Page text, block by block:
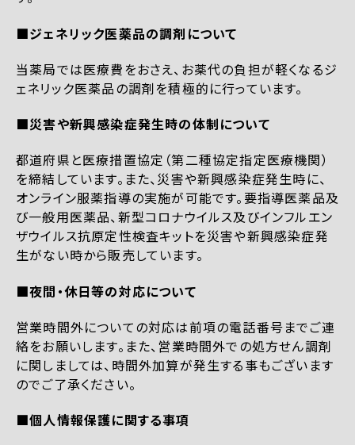
■ジェネリック医薬品の調剤について
当薬局では医療費をおさえ、お薬代の負担が軽くなるジ
ェネリック医薬品の調剤を積極的に行っています。
■災害や新興感染症発生時の体制について
都道府県と医療措置協定（第二種協定指定医療機関）
を締結しています。また、災害や新興感染症発生時に、
オンライン服薬指導の実施が可能です。要指導医薬品及
び一般用医薬品、新型コロナウイルス及びインフルエン
ザウイルス抗原定性検査キットを災害や新興感染症発
生がない時から販売しています。
■夜間・休日等の対応について
営業時間外についての対応は前項の電話番号までご連
絡をお願いします。また、営業時間外での処方せん調剤
に関しましては、時間外加算が発生する事もございます
のでご了承ください。
■個人情報保護に関する事項